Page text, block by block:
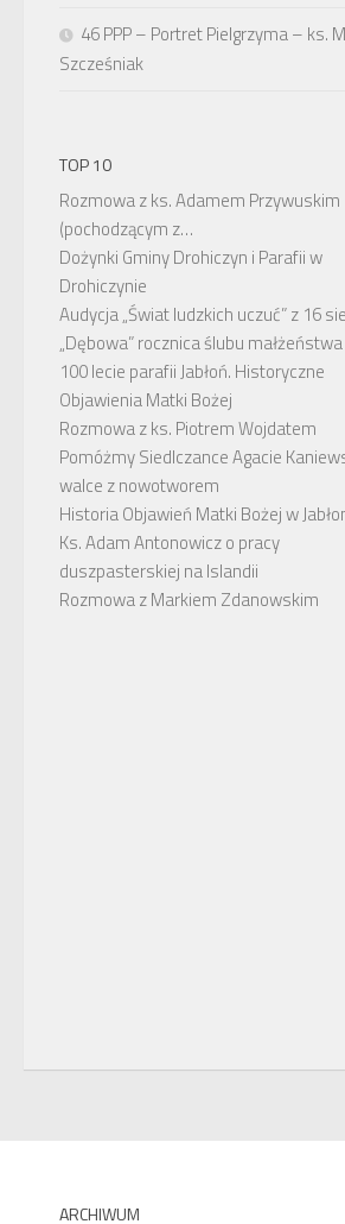
46 PPP – Portret Pielgrzyma – ks.
Szcześniak
TOP 10
Rozmowa z ks. Adamem Przywuskim
(pochodzącym z…
Dożynki Gminy Drohiczyn i Parafii w
Drohiczynie
Audycja „Świat ludzkich uczuć” z 16
„Dębowa” rocznica ślubu
100 lecie parafii Jabłoń. Historyczne
Objawienia Matki Bożej
Rozmowa z ks. Piotrem Wojdatem
Pomóżmy Siedlczance Agacie
walce z nowotworem
Historia Objawień Matki Bożej w
Ks. Adam Antonowicz o pracy
duszpasterskiej na Islandii
Rozmowa z Markiem Zdanowskim
ARCHIWUM